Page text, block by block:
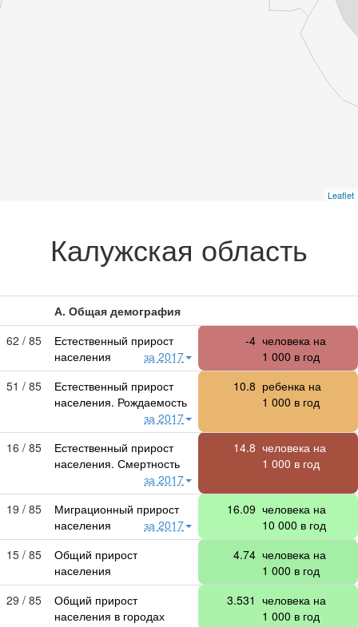
Leaflet
Калужская область
А. Общая демография
62 / 85
Естественный прирост
населения
за 2017
-4 человека на
1 000 в год
51 / 85
Естественный прирост
населения. Рождаемость
за 2017
10.8 ребенка на
1 000 в год
16 / 85
Естественный прирост
населения. Смертность
за 2017
14.8 человека на
1 000 в год
19 / 85
Миграционный прирост
населения
за 2017
16.09 человека на
10 000 в год
15 / 85
Общий прирост
населения
4.74 человека на
1 000 в год
29 / 85
Общий прирост
населения в городах
3.531 человека на
1 000 в год